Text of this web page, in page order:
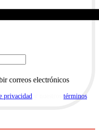
correos electrónicos
privacidad
términos